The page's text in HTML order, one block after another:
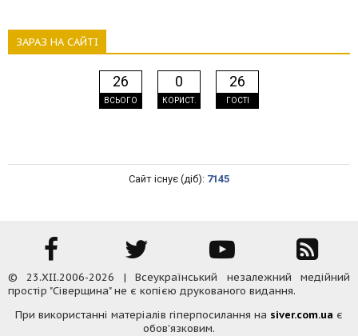
ЗАРАЗ НА САЙТІ
26
ВСЬОГО
0
КОРИСТ.
26
ГОСТІ
Сайт існує (діб): 7145
© 23.XII.2006-2026 | Всеукраїнський незалежний медійний
простір "Сіверщина" не є копією друкованого видання.
При використанні матеріалів гіперпосилання на siver.com.ua є
обов'язковим.